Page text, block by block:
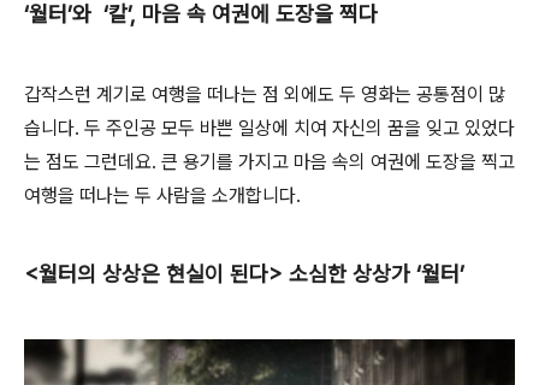
‘월터’와 ‘칼’, 마음 속 여권에 도장을 찍다
갑작스런 계기로 여행을 떠나는 점 외에도 두 영화는 공통점이 많
습니다. 두 주인공 모두 바쁜 일상에 치여 자신의 꿈을 잊고 있었다
는 점도 그런데요. 큰 용기를 가지고 마음 속의 여권에 도장을 찍고
여행을 떠나는 두 사람을 소개합니다.
<월터의 상상은 현실이 된다> 소심한 상상가 ‘월터’